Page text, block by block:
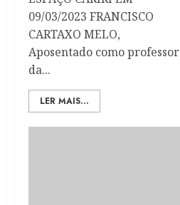
09/03/2023 FRANCISCO
CARTAXO MELO,
Aposentado como professor
da...
LER MAIS...